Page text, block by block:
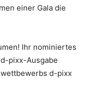
einer Gala die
Ihr nominiertes
pixx-Ausgabe
d-pixx